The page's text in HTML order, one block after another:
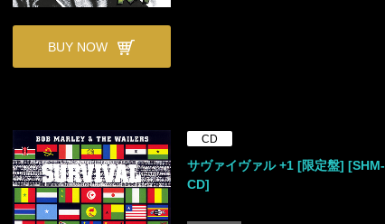
BUY NOW
CD
サヴァイヴァル +1 [限定盤] [SHM-
CD]